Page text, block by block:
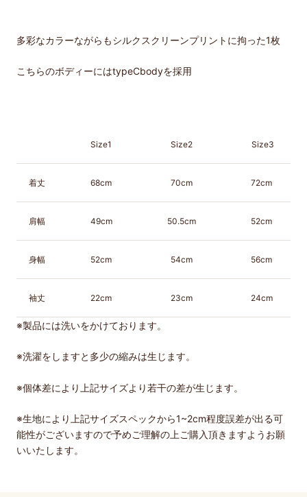
多彩なカラーながらもシルクスクリーンプリントに拘った1枚
こちらのボディーにはtypeCbodyを採用
Size1 Size2 Size3
着丈 68cm 70cm 72cm
肩幅 49cm 50.5cm 52cm
身幅 52cm 54cm 56cm
袖丈 22cm 23cm 24cm
※製品には洗いをかけております。
※洗濯をしますと多少の縮みは生じます。
※個体差により上記サイズより若干の差が生じます。
※生地により上記サイズスペックから1~2cm程度誤差が出る可
能性がございますので予めご理解の上ご購入頂きますようお願
いいたします。